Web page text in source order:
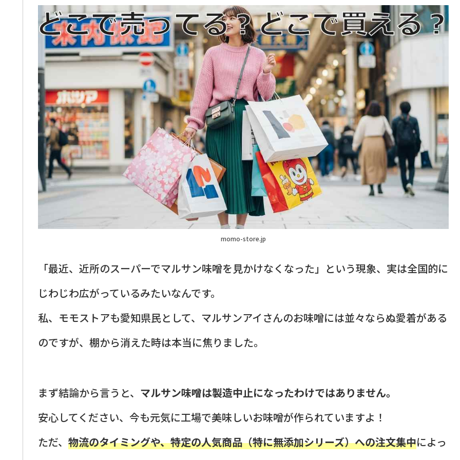
momo-store.jp
「最近、近所のスーパーでマルサン味噌を見かけなくなった」という現象、実は全国的に
じわじわ広がっているみたいなんです。
私、モモストアも愛知県民として、マルサンアイさんのお味噌には並々ならぬ愛着がある
のですが、棚から消えた時は本当に焦りました。
まず結論から言うと、 マルサン味噌は製造中止になったわけではありません。
安心してください、今も元気に工場で美味しいお味噌が作られていますよ！
ただ、 物流のタイミングや、特定の人気商品（特に無添加シリーズ）への注文集中によっ